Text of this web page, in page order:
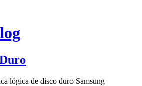
lógica de disco duro Samsung